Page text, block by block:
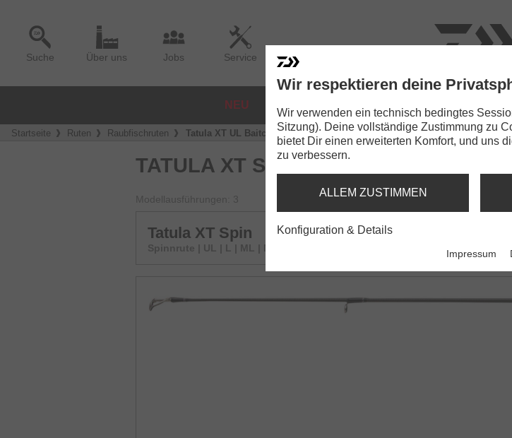
Suche Über uns Jobs Service
NEU
Startseite Ruten Raubfischruten Tatula XT UL Baitcast
TATULA XT SPINNING
Modellausführungen: 3
Tatula XT Spin
Spinnrute | UL | L | ML | MH
Tatula XT Baitcast
Wir respektieren deine
Wir verwenden ein technisch bedingtes
Sitzung). Deine vollständige Zustimmung zu
bietet Dir einen erweiterten Komfort, und uns
zu verbessern.
ALLEM ZUSTIMMEN
Konfiguration & Details
Impressum